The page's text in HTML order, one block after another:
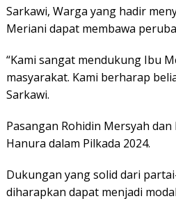
Sarkawi, Warga yang hadir
Meriani dapat membawa
“Kami sangat mendukung Ibu
masyarakat. Kami berharap
Sarkawi.
Pasangan Rohidin Mersyah
Hanura dalam Pilkada 2024.
Dukungan yang solid dari
diharapkan dapat menjadi